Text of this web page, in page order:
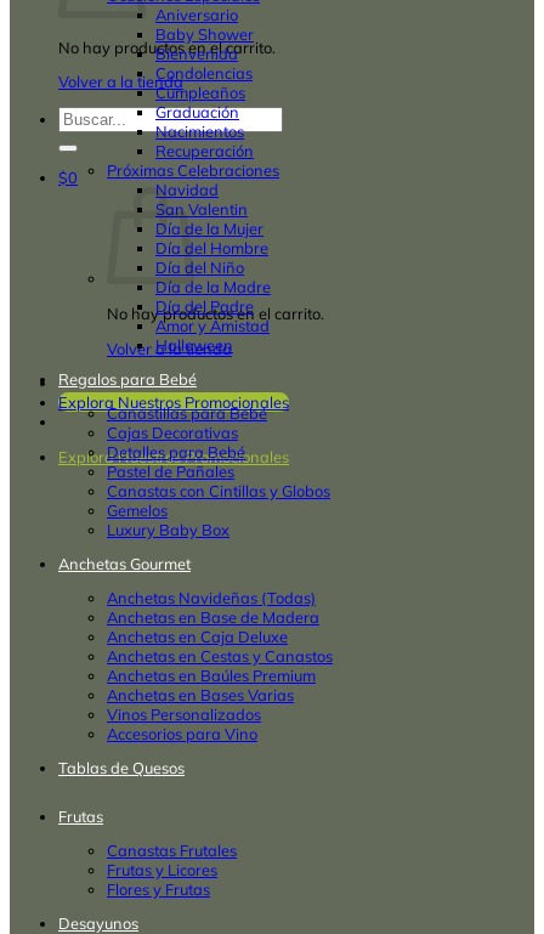
No hay productos en el carrito.
Volver a la tienda
Buscar
por:
$0
No hay productos en el carrito.
Volver a la tienda
Explora Nuestros Promocionales
Explora Nuestros Promocionales
Aniversario
Baby Shower
Bienvenida
Condolencias
Cumpleaños
Graduación
Nacimientos
Recuperación
Próximas Celebraciones
Navidad
San Valentin
Día de la Mujer
Día del Hombre
Día del Niño
Día de la Madre
Día del Padre
Amor y Amistad
Halloween
Regalos para Bebé
Canastillas para Bebé
Cajas Decorativas
Detalles para Bebé
Pastel de Pañales
Canastas con Cintillas y Globos
Gemelos
Luxury Baby Box
Anchetas Gourmet
Anchetas Navideñas (Todas)
Anchetas en Base de Madera
Anchetas en Caja Deluxe
Anchetas en Cestas y Canastos
Anchetas en Baúles Premium
Anchetas en Bases Varias
Vinos Personalizados
Accesorios para Vino
Tablas de Quesos
Frutas
Canastas Frutales
Frutas y Licores
Flores y Frutas
Desayunos